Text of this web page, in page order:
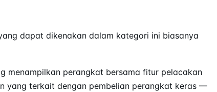
dapat dikenakan dalam kategori ini biasanya
menampilkan perangkat bersama fitur pelacakan
yang terkait dengan pembelian perangkat keras —